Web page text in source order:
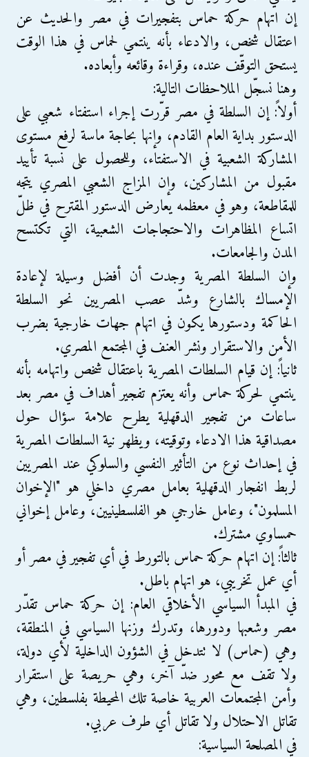
إن اتهام حركة حماس بتفجيرات في مصر والحديث عن
اعتقال شخص، والادعاء بأنه ينتمي لحماس في هذا الوقت
يستحق التوقّف عنده، وقراءة وقائعه وأبعاده.
وهنا نسجّل الملاحظات التالية:
أولاً: إن السلطة في مصر قرّرت إجراء استفتاء شعبي على
الدستور بداية العام القادم، وإنها بحاجة ماسة لرفع مستوى
المشاركة الشعبية في الاستفتاء، وللحصول على نسبة تأييد
مقبول من المشاركين، وإن المزاج الشعبي المصري يتجه
للمقاطعة، وهو في معظمه يعارض الدستور المقترح في ظلّ
اتساع المظاهرات والاحتجاجات الشعبية، التي تكتسح
المدن والجامعات.
وإن السلطة المصرية وجدت أن أفضل وسيلة لإعادة
الإمساك بالشارع وشدّ عصب المصريين نحو السلطة
الحاكمة ودستورها يكون في اتهام جهات خارجية بضرب
الأمن والاستقرار ونشر العنف في المجتمع المصري.
ثانياً: إن قيام السلطات المصرية باعتقال شخص واتهامه بأنه
ينتمي لحركة حماس وأنه يعتزم تفجير أهداف في مصر بعد
ساعات من تفجير الدقهلية يطرح علامة سؤال حول
مصداقية هذا الادعاء وتوقيته، ويظهر نية السلطات المصرية
في إحداث نوع من التأثير النفسي والسلوكي عند المصريين
لربط انفجار الدقهلية بعامل مصري داخلي هو "الإخوان
المسلمون"، وعامل خارجي هو الفلسطينيين، وعامل إخواني
حمساوي مشترك.
ثالثاً: إن اتهام حركة حماس بالتورط في أي تفجير في مصر أو
أي عمل تخريبي، هو اتهام باطل.
في المبدأ السياسي الأخلاقي العام: إن حركة حماس تقدّر
مصر وشعبها ودورها، وتدرك وزنها السياسي في المنطقة،
وهي (حماس) لا تتدخل في الشؤون الداخلية لأي دولة،
ولا تقف مع محور ضدّ آخر، وهي حريصة على استقرار
وأمن المجتمعات العربية خاصة تلك المحيطة بفلسطين، وهي
تقاتل الاحتلال ولا تقاتل أي طرف عربي.
في المصلحة السياسية: